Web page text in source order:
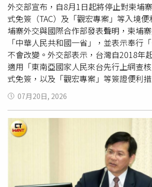
外交部宣布，自8月1日起將停止對柬埔
式免簽（TAC）及「觀宏專案」等入境
埔寨外交與國際合作部發表聲明，柬埔
「中華人民共和國一省」，並表示奉行
不會改變。外交部表示，台灣自2018年
適用「東南亞國家人民來台先行上網查
式免簽，以及「觀宏專案」等簽證便利
交流與民間往來。不過，近年柬埔寨政
發表貶抑台灣主權，甚至隱含支持
括今年初提及「台灣問題屬中國內政」
國家尊嚴與人民情感。外交部也指出，加
大詐騙案件也與柬埔寨有關，因此決定
柬埔寨國民適用相關簽證便利措施，未
台，須依規定向我國駐外館處申辦適當
的有條件式免簽及相關優惠措施，至於
07月20日, 2026